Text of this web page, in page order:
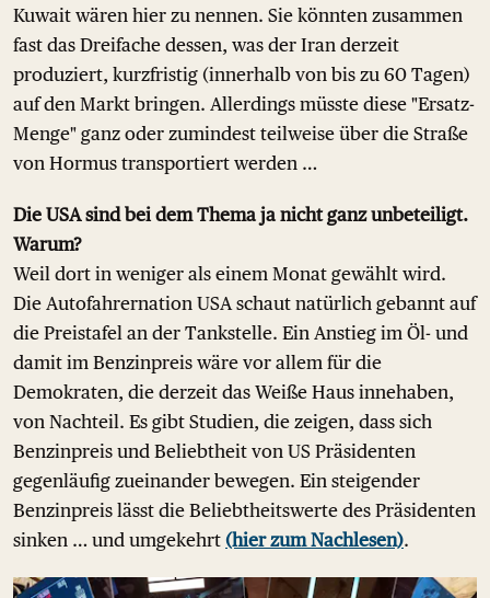
Kuwait wären hier zu nennen. Sie könnten zusammen
fast das Dreifache dessen, was der Iran derzeit
produziert, kurzfristig (innerhalb von bis zu 60 Tagen)
auf den Markt bringen. Allerdings müsste diese "Ersatz-
Menge" ganz oder zumindest teilweise über die Straße
von Hormus transportiert werden …
Die USA sind bei dem Thema ja nicht ganz unbeteiligt.
Warum?
Weil dort in weniger als einem Monat gewählt wird.
Die Autofahrernation USA schaut natürlich gebannt auf
die Preistafel an der Tankstelle. Ein Anstieg im Öl- und
damit im Benzinpreis wäre vor allem für die
Demokraten, die derzeit das Weiße Haus innehaben,
von Nachteil. Es gibt Studien, die zeigen, dass sich
Benzinpreis und Beliebtheit von US Präsidenten
gegenläufig zueinander bewegen. Ein steigender
Benzinpreis lässt die Beliebtheitswerte des Präsidenten
sinken … und umgekehrt (hier zum Nachlesen).